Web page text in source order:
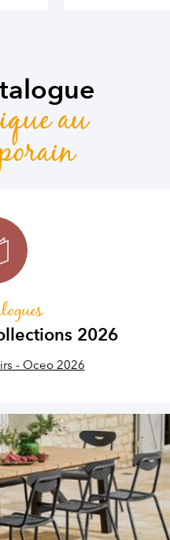
au
2026
- Oceo 2026